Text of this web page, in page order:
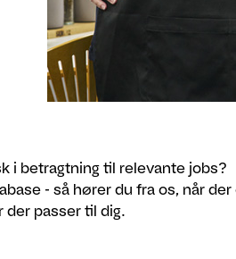
i betragtning til relevante jobs?
- så hører du fra os, når der
der passer til dig.